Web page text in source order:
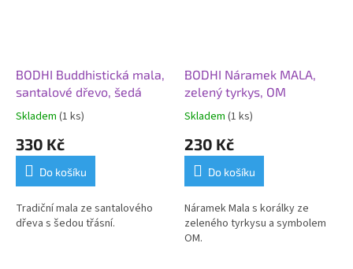
BODHI Buddhistická mala,
santalové dřevo, šedá
Skladem (1 ks)
330 Kč
Do košíku
Tradiční mala ze santalového
dřeva s šedou třásní.
BODHI Náramek MALA,
zelený tyrkys, OM
Skladem (1 ks)
230 Kč
Do košíku
Náramek Mala s korálky ze
zeleného tyrkysu a symbolem
OM.